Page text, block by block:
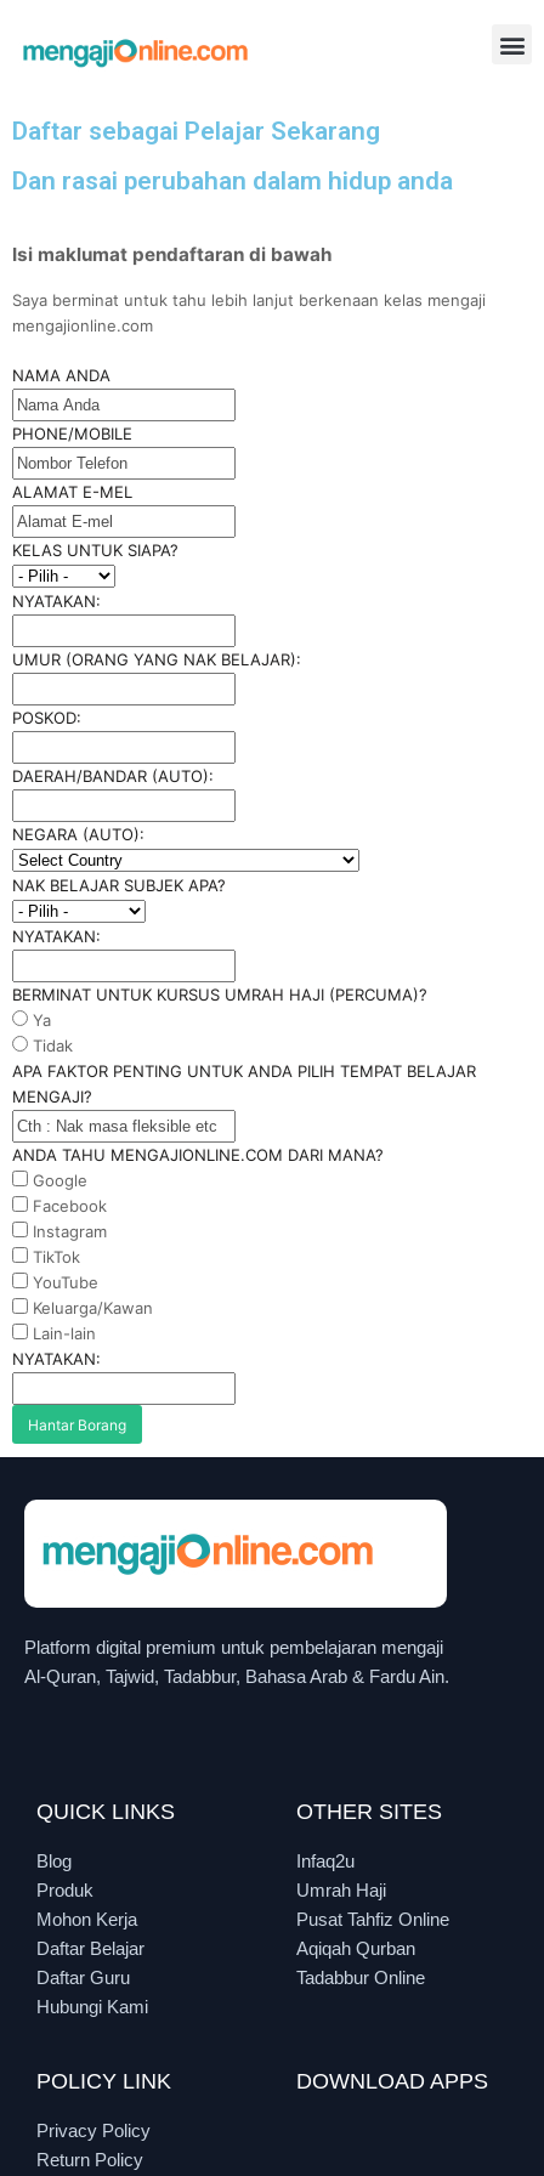
Daftar sebagai Pelajar Sekarang
Dan rasai perubahan dalam hidup anda
Isi maklumat pendaftaran di bawah
Saya berminat untuk tahu lebih lanjut berkenaan kelas mengaji
mengajionline.com
NAMA ANDA
PHONE/MOBILE
ALAMAT E-MEL
KELAS UNTUK SIAPA?
NYATAKAN:
UMUR (ORANG YANG NAK BELAJAR):
POSKOD:
DAERAH/BANDAR (AUTO):
NEGARA (AUTO):
NAK BELAJAR SUBJEK APA?
NYATAKAN:
BERMINAT UNTUK KURSUS UMRAH HAJI (PERCUMA)?
Ya
Tidak
APA FAKTOR PENTING UNTUK ANDA PILIH TEMPAT BELAJAR
MENGAJI?
ANDA TAHU MENGAJIONLINE.COM DARI MANA?
Google
Facebook
Instagram
TikTok
YouTube
Keluarga/Kawan
Lain-lain
NYATAKAN:
Hantar Borang
Platform digital premium untuk pembelajaran mengaji
Al-Quran, Tajwid, Tadabbur, Bahasa Arab & Fardu Ain.
QUICK LINKS
Blog
Produk
Mohon Kerja
Daftar Belajar
Daftar Guru
Hubungi Kami
OTHER SITES
Infaq2u
Umrah Haji
Pusat Tahfiz Online
Aqiqah Qurban
Tadabbur Online
POLICY LINK
Privacy Policy
Return Policy
DOWNLOAD APPS